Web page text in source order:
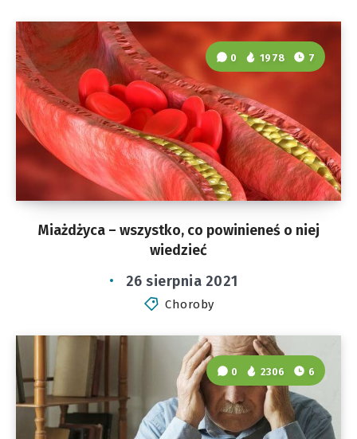
Miażdżyca – wszystko, co powinieneś o niej
wiedzieć
0 1978 7
26 sierpnia 2021
Choroby
0 2306 6